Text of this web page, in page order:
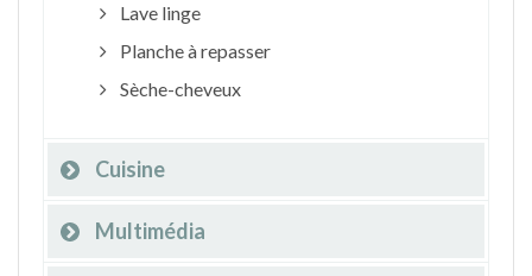
Lave linge
Planche à repasser
Sèche-cheveux
Cuisine
Multimédia